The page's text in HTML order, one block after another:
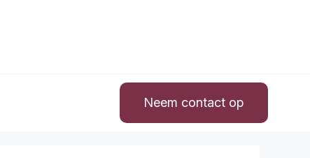
Neem contact op